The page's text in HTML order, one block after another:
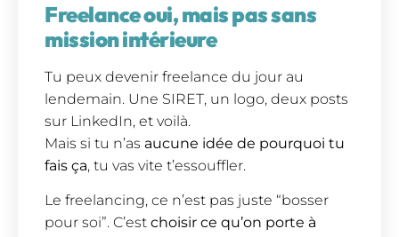
Freelance oui, mais pas sans
mission intérieure
Tu peux devenir freelance du jour au
lendemain. Une SIRET, un logo, deux posts
sur LinkedIn, et voilà.
Mais si tu n’as aucune idée de pourquoi tu
fais ça, tu vas vite t’essouffler.
Le freelancing, ce n’est pas juste “bosser
pour soi”. C’est choisir ce qu’on porte à